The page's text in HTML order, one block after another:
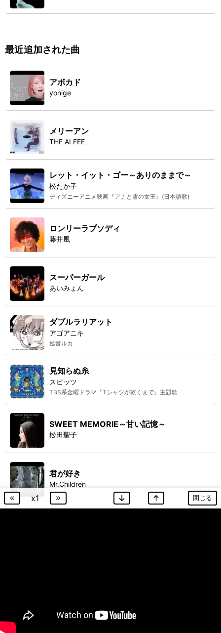
最近追加された曲
アボカド
yonige
メリーアン
THE ALFEE
レット・イット・ゴー～ありのままで～
松たか子
ディズニーアニメ映画『アナと雪の女王』(日本語歌)
ロンリーラプソディ
藤井風
スーパーガール
あいみょん
ダブルラリアット
アゴアニキ
巡音ルカ
見知らぬ糸
スピッツ
TBS系金曜ドラマ『Tシャツが乾くまで』主題歌
SWEET MEMORIE～甘い記憶～
松田聖子
君が好き
Mr.Children
レム
x1 閉じる